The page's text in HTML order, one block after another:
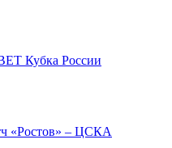
Кубка России
«Ростов» – ЦСКА